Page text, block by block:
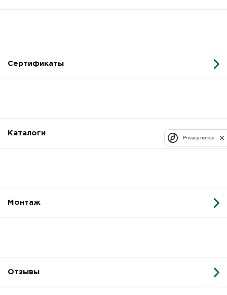
Сертификаты
Каталоги
Монтаж
Отзывы
Privacy notice